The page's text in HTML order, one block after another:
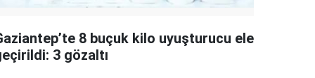
8 buçuk kilo uyuşturucu ele
3 gözaltı